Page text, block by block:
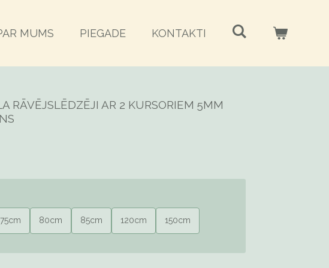
MUMS PIEGADE KONTAKTI
RĀVĒJSLĒDZĒJI AR 2 KURSORIEM 5MM
75cm 80cm 85cm 120cm 150cm